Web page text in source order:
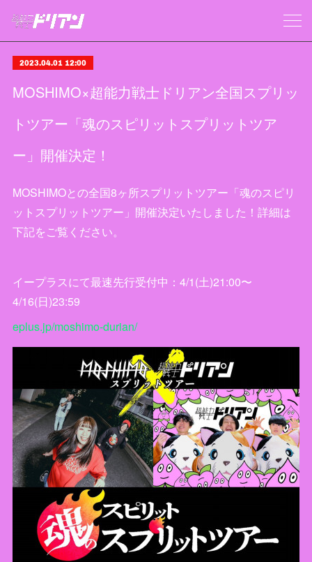
2023.04.01 12:00
MOSHIMO×超能力戦士ドリアン全国スプリッ
トツアー「魂のスピリットスプリットツア
ー」開催決定！
MOSHIMOとの全国8ヶ所スプリットツアー「魂のスピリ
ットスプリットツアー」開催決定いたしました！詳細は
下記をご覧ください。
イープラスにて最速先行受付中：4/1(土)21:00〜
4/16(日)23:59
eplus.jp/moshimo-durian/